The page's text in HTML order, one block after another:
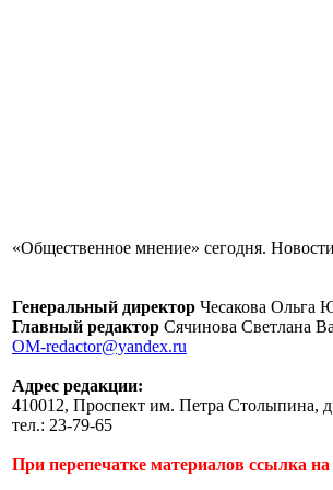
«Общественное мнение» сегодня.
Генеральный директор Чесакова Ольга
Главный редактор Сячинова Светлана
OM-redactor@yandex.ru
Адрес редакции:
410012, Проспект им. Петра Столыпина,
тел.: 23-79-65
При перепечатке материалов ссылка